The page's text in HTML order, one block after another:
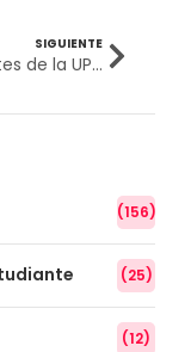
SIGUIENTE
Estudiantes de la UPSJB participaron en CADE Universitario 2026, el encuentro juvenil más importante del país
(156)
(25)
(12)